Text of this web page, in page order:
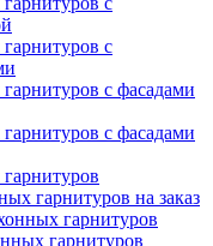
с
с фасадами
с фасадами
гарнитуров на заказ
гарнитуров
гарнитуров